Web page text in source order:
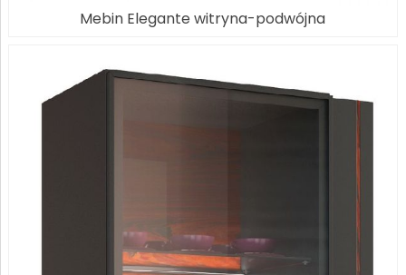
Mebin Elegante witryna-podwójna